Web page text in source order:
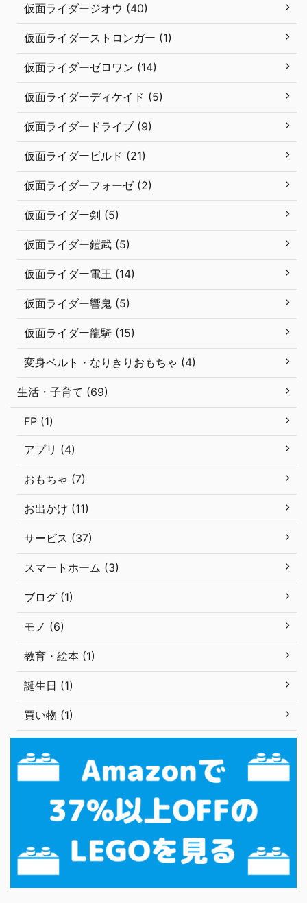
仮面ライダージオウ (40)
仮面ライダーストロンガー (1)
仮面ライダーゼロワン (14)
仮面ライダーディケイド (5)
仮面ライダードライブ (9)
仮面ライダービルド (21)
仮面ライダーフォーゼ (2)
仮面ライダー剣 (5)
仮面ライダー鎧武 (5)
仮面ライダー電王 (14)
仮面ライダー響鬼 (5)
仮面ライダー龍騎 (15)
変身ベルト・なりきりおもちゃ (4)
生活・子育て (69)
FP (1)
アプリ (4)
おもちゃ (7)
お出かけ (11)
サービス (37)
スマートホーム (3)
ブログ (1)
モノ (6)
教育・絵本 (1)
誕生日 (1)
買い物 (1)